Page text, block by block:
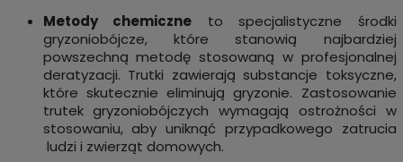
Metody chemiczne to specjalistyczne środki
gryzoniobójcze, które stanowią najbardziej
powszechną metodę stosowaną w profesjonalnej
deratyzacji. Trutki zawierają substancje toksyczne,
które skutecznie eliminują gryzonie. Zastosowanie
trutek gryzoniobójczych wymagają ostrożności w
stosowaniu, aby uniknąć przypadkowego zatrucia
ludzi i zwierząt domowych.